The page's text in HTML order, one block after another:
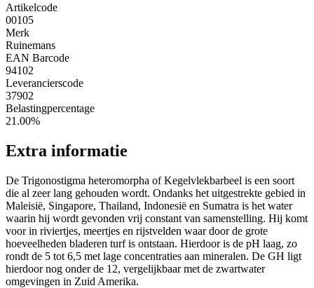
Artikelcode
00105
Merk
Ruinemans
EAN Barcode
94102
Leverancierscode
37902
Belastingpercentage
21.00%
Extra informatie
De Trigonostigma heteromorpha of Kegelvlekbarbeel is een soort
die al zeer lang gehouden wordt. Ondanks het uitgestrekte gebied in
Maleisië, Singapore, Thailand, Indonesië en Sumatra is het water
waarin hij wordt gevonden vrij constant van samenstelling. Hij komt
voor in riviertjes, meertjes en rijstvelden waar door de grote
hoeveelheden bladeren turf is ontstaan. Hierdoor is de pH laag, zo
rondt de 5 tot 6,5 met lage concentraties aan mineralen. De GH ligt
hierdoor nog onder de 12, vergelijkbaar met de zwartwater
omgevingen in Zuid Amerika.